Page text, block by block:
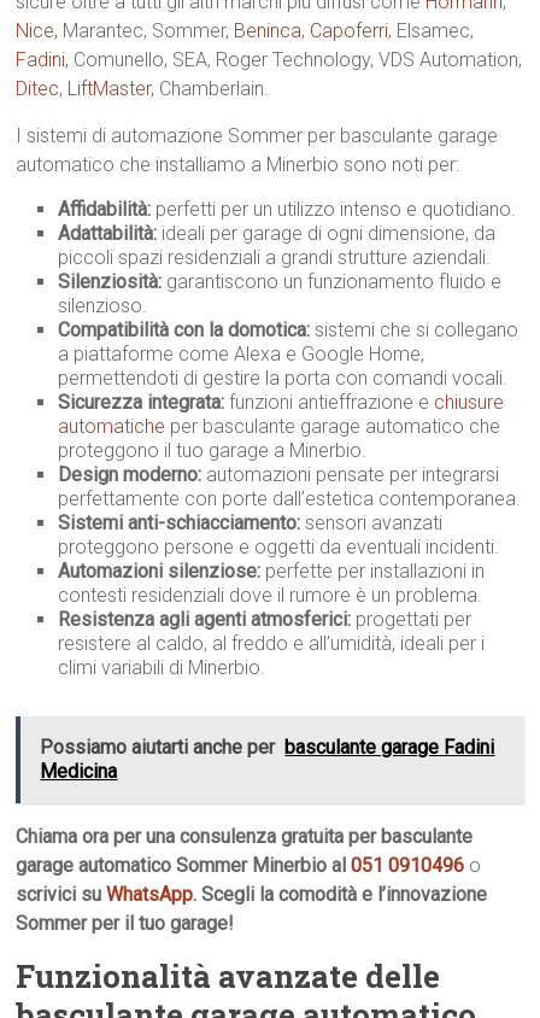
Nice, Marantec, Sommer, Beninca, Capoferri, Elsamec,
Fadini, Comunello, SEA, Roger Technology, VDS Automation,
Ditec, LiftMaster, Chamberlain.
I sistemi di automazione Sommer per basculante garage
automatico che installiamo a Minerbio sono noti per:
Affidabilità: perfetti per un utilizzo intenso e quotidiano.
Adattabilità: ideali per garage di ogni dimensione, da
piccoli spazi residenziali a grandi strutture aziendali.
Silenziosità: garantiscono un funzionamento fluido e
silenzioso.
Compatibilità con la domotica: sistemi che si collegano
a piattaforme come Alexa e Google Home,
permettendoti di gestire la porta con comandi vocali.
Sicurezza integrata: funzioni antieffrazione e chiusure
automatiche per basculante garage automatico che
proteggono il tuo garage a Minerbio.
Design moderno: automazioni pensate per integrarsi
perfettamente con porte dall’estetica contemporanea.
Sistemi anti-schiacciamento: sensori avanzati
proteggono persone e oggetti da eventuali incidenti.
Automazioni silenziose: perfette per installazioni in
contesti residenziali dove il rumore è un problema.
Resistenza agli agenti atmosferici: progettati per
resistere al caldo, al freddo e all’umidità, ideali per i
climi variabili di Minerbio.
Possiamo aiutarti anche per basculante garage Fadini
Medicina
Chiama ora per una consulenza gratuita per basculante
garage automatico Sommer Minerbio al051 0910496 o
scrivici suWhatsApp. Scegli la comodità e l’innovazione
Sommer per il tuo garage!
Funzionalità avanzate delle